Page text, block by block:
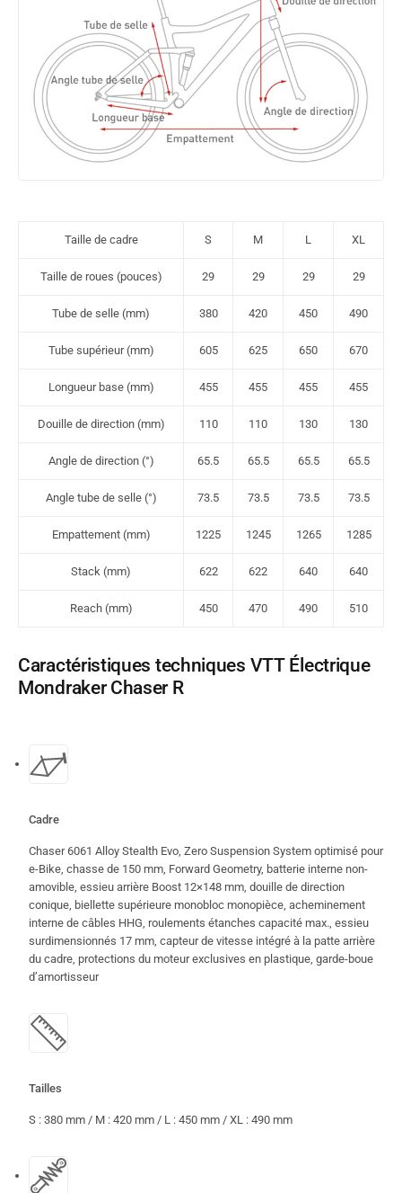
Taille de cadre S M L XL
Taille de roues (pouces) 29 29 29 29
Tube de selle (mm) 380 420 450 490
Tube supérieur (mm) 605 625 650 670
Longueur base (mm) 455 455 455 455
Douille de direction (mm) 110 110 130 130
Angle de direction (°) 65.5 65.5 65.5 65.5
Angle tube de selle (°) 73.5 73.5 73.5 73.5
Empattement (mm) 1225 1245 1265 1285
Stack (mm) 622 622 640 640
Reach (mm) 450 470 490 510
Caractéristiques techniques VTT Électrique
Mondraker Chaser R
Cadre
Chaser 6061 Alloy Stealth Evo, Zero Suspension System optimisé pour
e-Bike, chasse de 150 mm, Forward Geometry, batterie interne non-
amovible, essieu arrière Boost 12×148 mm, douille de direction
conique, biellette supérieure monobloc monopièce, acheminement
interne de câbles HHG, roulements étanches capacité max., essieu
surdimensionnés 17 mm, capteur de vitesse intégré à la patte arrière
du cadre, protections du moteur exclusives en plastique, garde-boue
d’amortisseur
Tailles
S : 380 mm / M : 420 mm / L : 450 mm / XL : 490 mm